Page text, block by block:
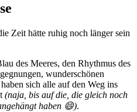
Zeit hätte ruhig noch länger sein
des Meeres, den Rhythmus des
wunderschönen
sich alle auf den Weg ins
(naja, bis auf die, die gleich noch
haben 😄​). ​